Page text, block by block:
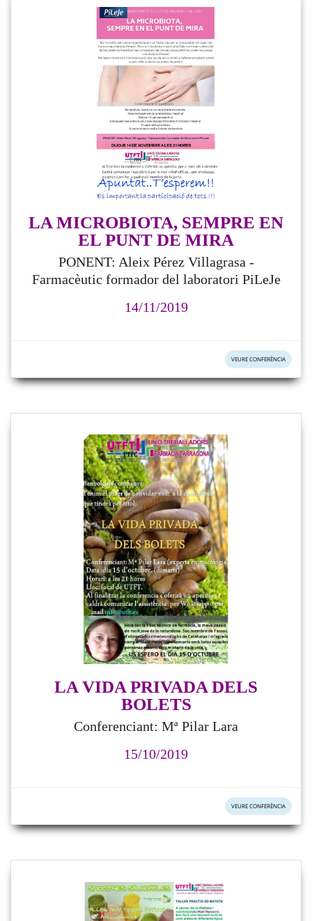
LA MICROBIOTA, SEMPRE EN
EL PUNT DE MIRA
PONENT: Aleix Pérez Villagrasa -
Farmacèutic formador del laboratori PiLeJe
14/11/2019
VEURE CONFERÈNCIA
LA VIDA PRIVADA DELS
BOLETS
Conferenciant: Mª Pilar Lara
15/10/2019
VEURE CONFERÈNCIA